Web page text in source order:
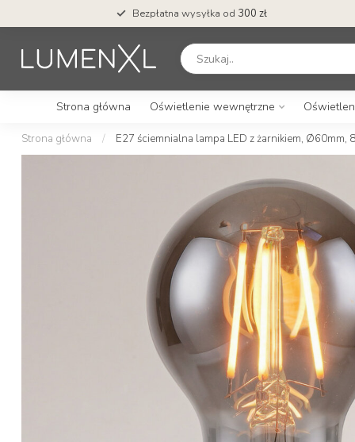
Bezpłatna wysyłka od 300 zł
Strona główna Oświetlenie wewnętrzne
Strona główna / E27 ściemnialna lampa LED z żarnikiem, Ø60mm,